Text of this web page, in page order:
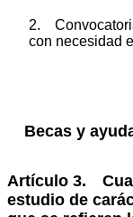
2.
con necesidad
Becas y
Artículo 3.
estudio de